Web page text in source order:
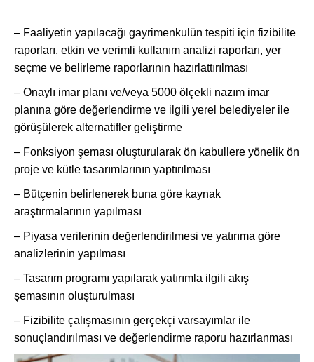
– Faaliyetin yapılacağı gayrimenkulün tespiti için fizibilite
raporları, etkin ve verimli kullanım analizi raporları, yer
seçme ve belirleme raporlarının hazırlattırılması
– Onaylı imar planı ve/veya 5000 ölçekli nazım imar
planına göre değerlendirme ve ilgili yerel belediyeler ile
görüşülerek alternatifler geliştirme
– Fonksiyon şeması oluşturularak ön kabullere yönelik ön
proje ve kütle tasarımlarının yaptırılması
– Bütçenin belirlenerek buna göre kaynak
araştırmalarının yapılması
– Piyasa verilerinin değerlendirilmesi ve yatırıma göre
analizlerinin yapılması
– Tasarım programı yapılarak yatırımla ilgili akış
şemasının oluşturulması
– Fizibilite çalışmasının gerçekçi varsayımlar ile
sonuçlandırılması ve değerlendirme raporu hazırlanması